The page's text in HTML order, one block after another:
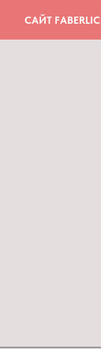
САЙТ FABERLIC